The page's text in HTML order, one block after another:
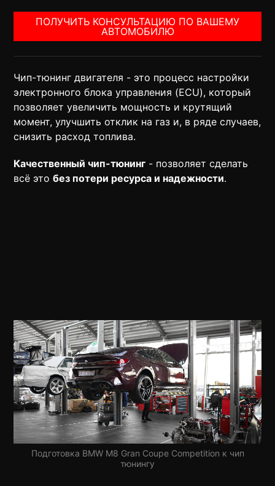
ПОЛУЧИТЬ КОНСУЛЬТАЦИЮ ПО ВАШЕМУ
АВТОМОБИЛЮ
Чип-тюнинг двигателя - это процесс настройки
электронного блока управления (ECU), который
позволяет увеличить мощность и крутящий
момент, улучшить отклик на газ и, в ряде случаев,
снизить расход топлива.
Качественный чип-тюнинг - позволяет сделать
всё этобез потери ресурса и надежности.
Подготовка BMW M8 Gran Coupe Competition к чип
тюнингу